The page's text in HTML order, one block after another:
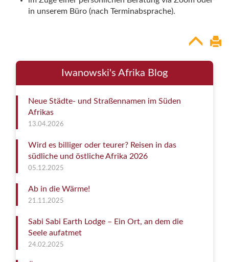
in unserem Büro (nach Terminabsprache).
Iwanowski's Afrika Blog
Neue Städte- und Straßennamen im Süden
Afrikas
13.04.2026
Wird es billiger oder teurer? Reisen in das
südliche und östliche Afrika 2026
05.12.2025
Ab in die Wärme!
21.11.2025
Sabi Sabi Earth Lodge – Ein Ort, an dem die
Seele aufatmet
24.02.2025